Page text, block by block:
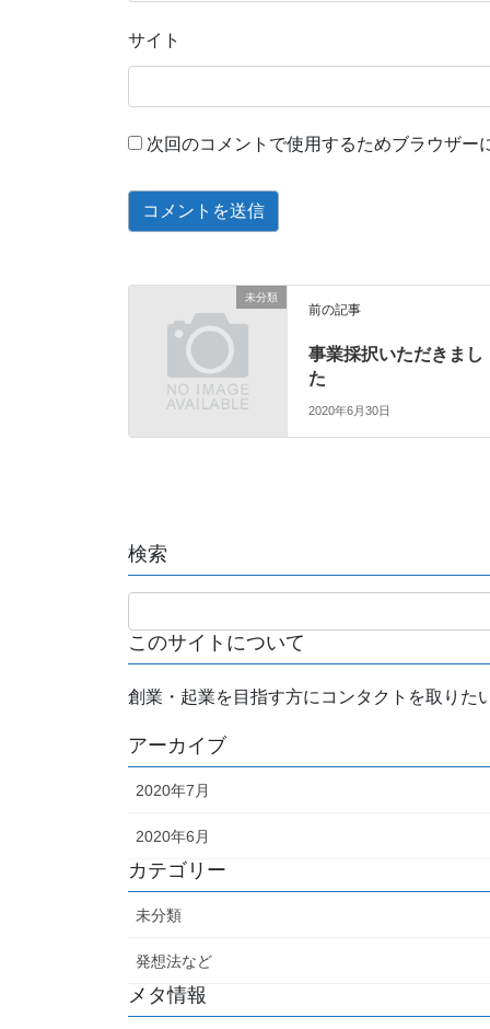
サイト
次回のコメントで使用するためブラウザ
未分類
前の記事
事業採択いただきまし
た
2020年6月30日
検索
このサイトについて
創業・起業を目指す方にコンタクトを取りた
アーカイブ
2020年7月
2020年6月
カテゴリー
未分類
発想法など
メタ情報